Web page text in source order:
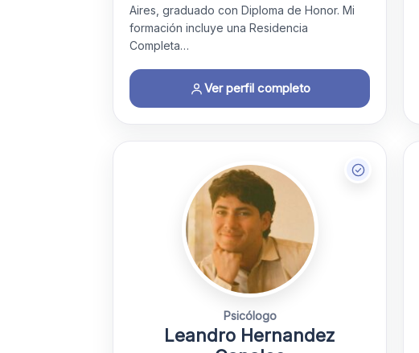
Aires, graduado con Diploma de Honor. Mi
formación incluye una Residencia
Completa…
Ver perfil completo
Psicólogo
Leandro Hernandez